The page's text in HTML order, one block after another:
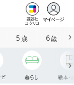
講談社
コクリコ
マイページ
5歳 6歳
暮らし 絵本・